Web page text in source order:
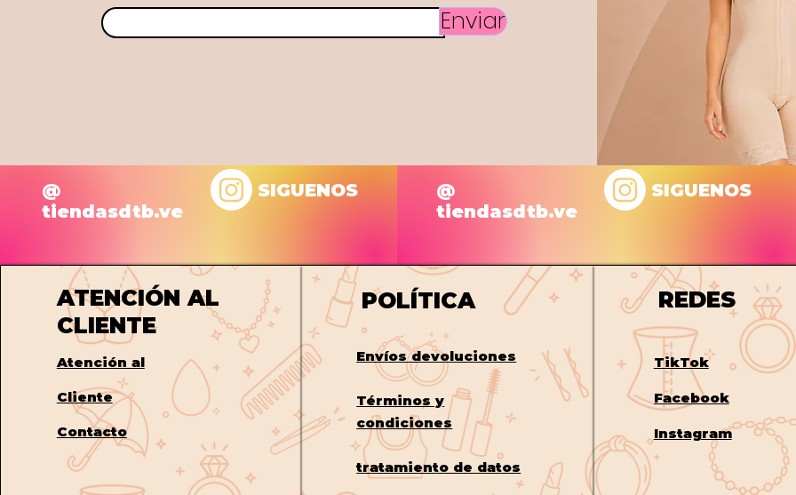
Enviar
@
tiendasdtb.ve
SIGUENOS
@
tiendasdtb.ve
SIGUENOS
ATENCIÓN AL
CLIENTE
Atención al
Cliente
Contacto
POLÍTICA
Envíosdevoluciones
Términos y
condiciones
tratamiento de datos
REDES
TikTok
Facebook
Instagram